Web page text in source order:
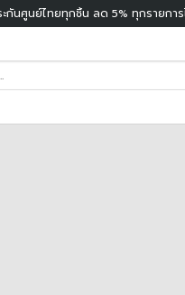
กันศูนย์ไทยทุกชิ้น ลด 5% ทุกรายกา